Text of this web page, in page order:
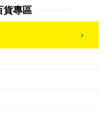
貨專區